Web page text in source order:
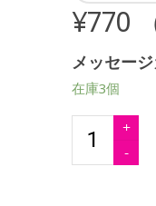
¥770
メッセー
在庫3個